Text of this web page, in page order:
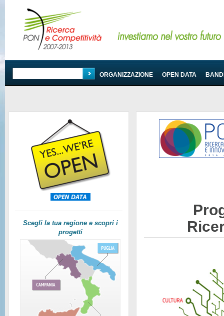
PROGRAMMA ORGANIZZAZIONE OPEN DATA
Scegli la tua regione e scopri i
progetti